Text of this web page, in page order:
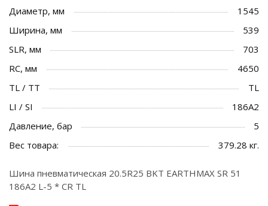
Диаметр, мм
1545
Ширина, мм
539
SLR, мм
703
RC, мм
4650
TL / TT
TL
LI / SI
186A2
Давление, бар
5
Вес товара:
379.28 кг.
Шина пневматическая 20.5R25 BKT EARTHMAX SR 51
186A2 L-5 * CR TL